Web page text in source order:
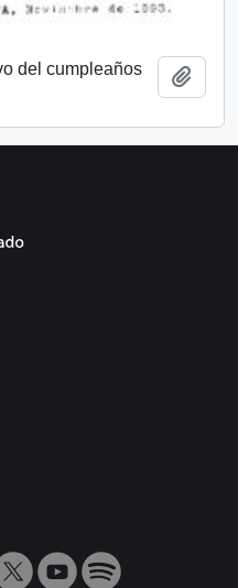
del cumpleaños